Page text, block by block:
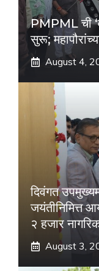
PMPML ची
सुरू;
August 4,
दिवंगत
जयंतीनिमित्त
२ हजार
August 3,